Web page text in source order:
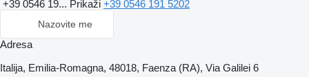
+39 0546 19... Prikaži +39 0546 191 5202
Nazovite me
Adresa
Italija, Emilia-Romagna, 48018, Faenza (RA), Via Galilei 6